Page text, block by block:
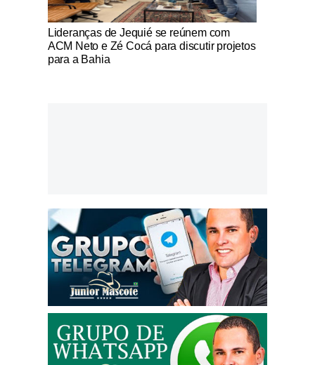
Notícias Católicas
Lideranças de Jequié se reúnem com
ACM Neto e Zé Cocá para discutir projetos
para a Bahia